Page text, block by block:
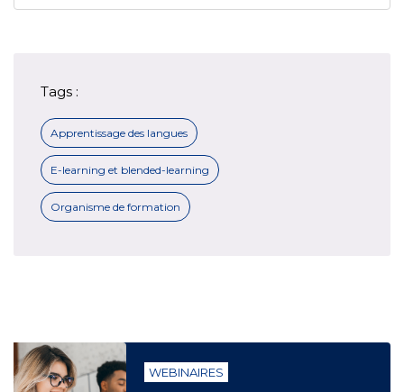
Tags :
Apprentissage des langues
E-learning et blended-learning
Organisme de formation
WEBINAIRES